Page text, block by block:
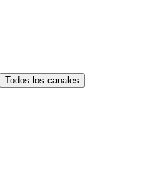
Todos los canales